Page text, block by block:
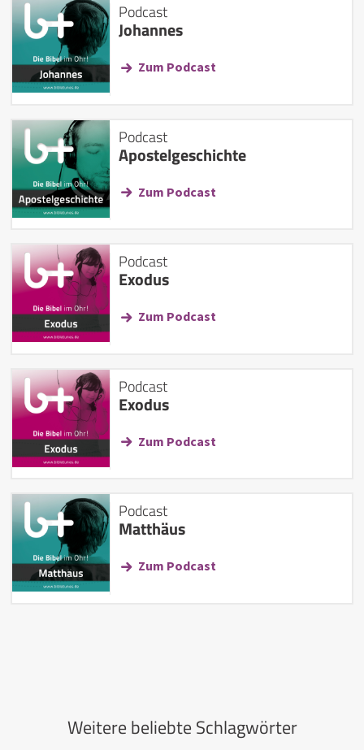
Podcast
Johannes
Zum Podcast
Podcast
Apostelgeschichte
Zum Podcast
Podcast
Exodus
Zum Podcast
Podcast
Exodus
Zum Podcast
Podcast
Matthäus
Zum Podcast
Weitere beliebte Schlagwörter